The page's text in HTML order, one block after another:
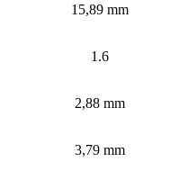
15,89 mm
1.6
2,88 mm
3,79 mm